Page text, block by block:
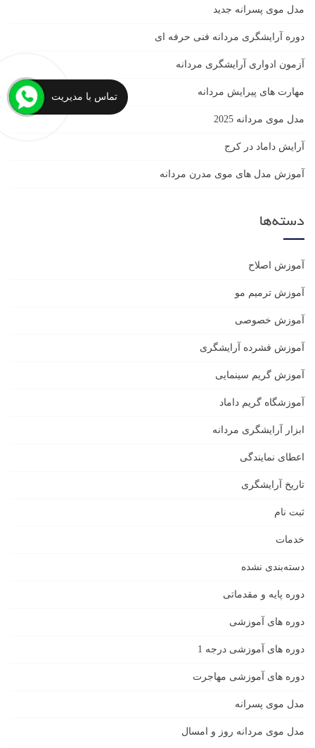
مدل موی پسرانه جدید
دوره آرایشگری مردانه فنی حرفه ای
آزمون ادواری آرایشگری مردانه
مهارت های پیرایش مردانه
مدل موی مردانه 2025
آرایش داماد در کرج
آموزش مدل های موی مدرن مردانه
دسته‌ها
آموزش اصلاح
آموزش ترمیم مو
آموزش خصوصی
آموزش فشرده آرایشگری
آموزش گریم سینمایی
آموزشگاه گریم داماد
ابزار آرایشگری مردانه
اعطای نمایندگی
تاریخ آرایشگری
ثبت نام
خدمات
دسته‌بندی نشده
دوره پایه و مقدماتی
دوره های آموزشی
دوره های آموزشی درجه 1
دوره های آموزشی مهاجرت
مدل موی پسرانه
مدل موی مردانه روز و امسال
تماس با مدیریت